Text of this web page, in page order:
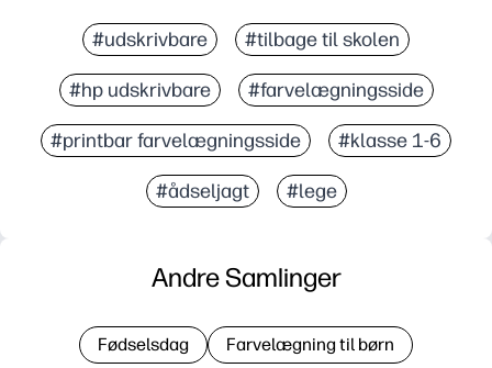
#udskrivbare #tilbage til skolen
#hp udskrivbare #farvelægningsside
#printbar farvelægningsside #klasse 1-6
#ådseljagt #lege
Andre Samlinger
Fødselsdag Farvelægning til børn